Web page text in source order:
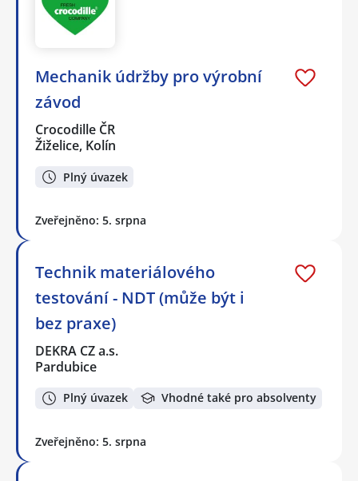
Mechanik údržby pro výrobní
závod
Crocodille ČR
Žiželice, Kolín
Plný úvazek
Zveřejněno: 5. srpna
Technik materiálového
testování - NDT (může být i
bez praxe)
DEKRA CZ a.s.
Pardubice
Plný úvazek Vhodné také pro absolventy
Zveřejněno: 5. srpna